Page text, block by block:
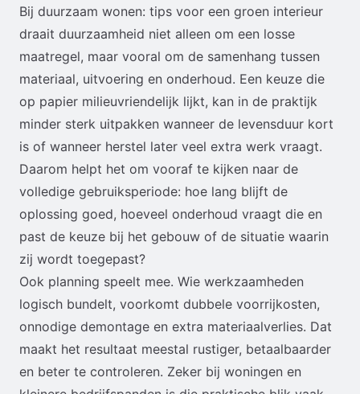
Bij duurzaam wonen: tips voor een groen interieur
draait duurzaamheid niet alleen om een losse
maatregel, maar vooral om de samenhang tussen
materiaal, uitvoering en onderhoud. Een keuze die
op papier milieuvriendelijk lijkt, kan in de praktijk
minder sterk uitpakken wanneer de levensduur kort
is of wanneer herstel later veel extra werk vraagt.
Daarom helpt het om vooraf te kijken naar de
volledige gebruiksperiode: hoe lang blijft de
oplossing goed, hoeveel onderhoud vraagt die en
past de keuze bij het gebouw of de situatie waarin
zij wordt toegepast?
Ook planning speelt mee. Wie werkzaamheden
logisch bundelt, voorkomt dubbele voorrijkosten,
onnodige demontage en extra materiaalverlies. Dat
maakt het resultaat meestal rustiger, betaalbaarder
en beter te controleren. Zeker bij woningen en